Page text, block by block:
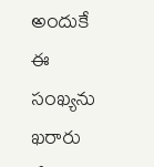
అందుకే
ఈ
సంఖ్యను
ఖరారు